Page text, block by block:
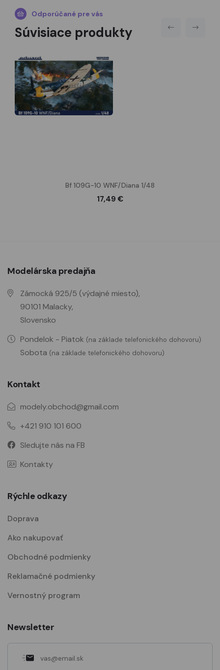
Odporúčané pre vás
Súvisiace produkty
Bf 109G-10 WNF/Diana 1/48
17,49 €
Modelárska predajňa
Zámocká 925/5 (výdajné miesto),
90101 Malacky,
Slovensko
Pondelok - Piatok (na základe telefonického dohovoru)
Sobota (na základe telefonického dohovoru)
Kontakt
modely.obchod@gmail.com
+421 910 101 600
Sledujte nás na FB
Kontakty
Rýchle odkazy
Doprava
Ako nakupovať
Obchodné podmienky
Reklamačné podmienky
Vernostný program
Newsletter